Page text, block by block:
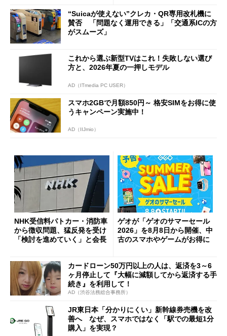
開催
“Suicaが使えない”クレカ・QR専用改札機に
賛否 「問題なく運用できる」「交通系ICの方
がスムーズ」
これから選ぶ新型TVはこれ！失敗しない選び
方と、2026年夏の一押しモデル
AD（ITmedia PC USER）
スマホ2GBで月額850円～ 格安SIMをお得に使
うキャンペーン実施中！
AD（IIJmio）
NHK受信料パトカー・消防車
から徴収問題、猛反発を受け
「検討を進めていく」と会長
ゲオが「ゲオのサマーセール
2026」を8月8日から開催、中
古のスマホやゲームがお得に
カードローン50万円以上の人は、返済を3～6
ヶ月停止して『大幅に減額してから返済する手
続き』を利用して！
AD（渋谷法務総合事務所）
JR東日本「分かりにくい」新幹線券売機を改
善へ なぜ、スマホではなく「駅での最短1分
購入」を実現？